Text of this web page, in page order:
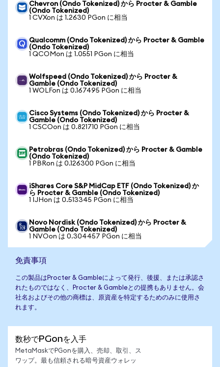
Chevron (Ondo Tokenized) から Procter & Gamble
(Ondo Tokenized)
1 CVXon は 1.2630 PGon に相当
Qualcomm (Ondo Tokenized) から Procter & Gamble
(Ondo Tokenized)
1 QCOMon は 1.0551 PGon に相当
Wolfspeed (Ondo Tokenized) から Procter &
Gamble (Ondo Tokenized)
1 WOLFon は 0.167495 PGon に相当
Cisco Systems (Ondo Tokenized) から Procter &
Gamble (Ondo Tokenized)
1 CSCOon は 0.821710 PGon に相当
Petrobras (Ondo Tokenized) から Procter & Gamble
(Ondo Tokenized)
1 PBRon は 0.126300 PGon に相当
iShares Core S&P MidCap ETF (Ondo Tokenized) か
ら Procter & Gamble (Ondo Tokenized)
1 IJHon は 0.513345 PGon に相当
Novo Nordisk (Ondo Tokenized) から Procter &
Gamble (Ondo Tokenized)
1 NVOon は 0.304457 PGon に相当
免責事項
この製品はProcter & Gambleによって発行、後援、または承認さ
れたものではなく、Procter & Gambleとの提携もありません。会
社名およびその他の商標は、原資産を特定するためのみに使用さ
れます。
数秒でPGonを入手
MetaMaskでPGonを購入、売却、取引、ス
ワップ。最も信頼される暗号資産ウォレッ